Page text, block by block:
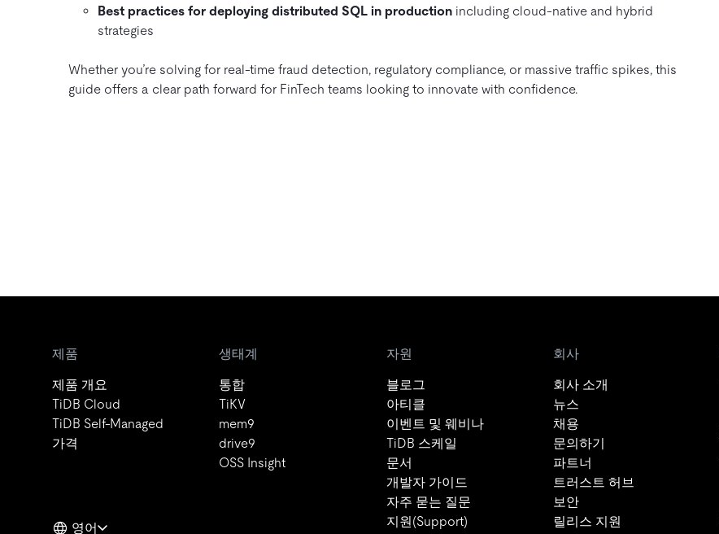
Best practices for deploying distributed SQL in production including cloud-native and hybrid
strategies
Whether you’re solving for real-time fraud detection, regulatory compliance, or massive traffic spikes, this
guide offers a clear path forward for FinTech teams looking to innovate with confidence.
제품
제품 개요
TiDB Cloud
TiDB Self-Managed
가격
영어
생태계
통합
TiKV
mem9
drive9
OSS Insight
자원
블로그
아티클
이벤트 및 웨비나
TiDB 스케일
문서
개발자 가이드
자주 묻는 질문
지원(Support)
회사
회사 소개
뉴스
채용
문의하기
파트너
트러스트 허브
보안
릴리스 지원